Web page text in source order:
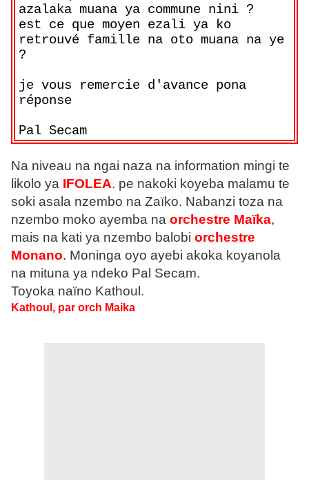
azalaka muana ya commune nini ?
est ce que moyen ezali ya ko
retrouvé famille na oto muana na ye
?
je vous remercie d'avance pona
réponse
Pal Secam
Na niveau na ngai naza na information mingi te
likolo ya IFOLEA. pe nakoki koyeba malamu te
soki asala nzembo na Zaïko. Nabanzi toza na
nzembo moko ayemba na orchestre Maïka,
mais na kati ya nzembo balobi orchestre
Monano. Moninga oyo ayebi akoka koyanola
na mituna ya ndeko Pal Secam.
Toyoka naïno Kathoul.
Kathoul, par orch Maika